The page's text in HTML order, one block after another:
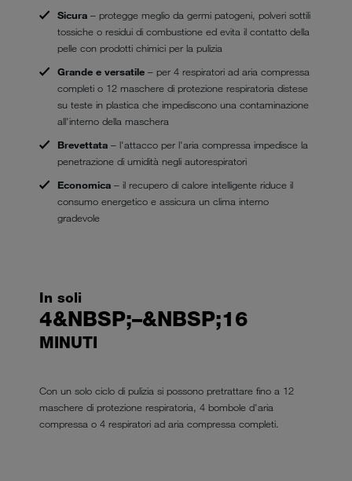
Sicura– protegge meglio da germi patogeni, polveri sottili
tossiche o residui di combustione ed evita il contatto della
pelle con prodotti chimici per la pulizia
Grande e versatile– per 4 respiratori ad aria compressa
completi o 12 maschere di protezione respiratoria distese
su teste in plastica che impediscono una contaminazione
all'interno della maschera
Brevettata– l'attacco per l'aria compressa impedisce la
penetrazione di umidità negli autorespiratori
Economica– il recupero di calore intelligente riduce il
consumo energetico e assicura un clima interno
gradevole
In soli
4&NBSP;–&NBSP;16
MINUTI
Con un solo ciclo di pulizia si possono pretrattare fino a 12
maschere di protezione respiratoria, 4 bombole d'aria
compressa o 4 respiratori ad aria compressa completi.